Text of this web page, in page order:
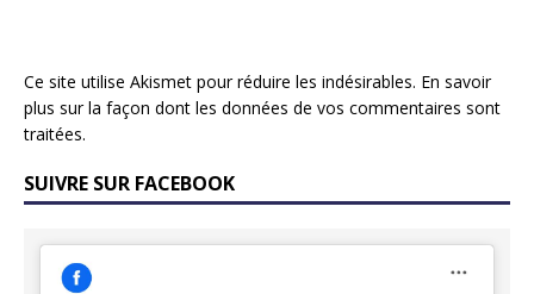
Ce site utilise Akismet pour réduire les indésirables. En savoir
plus sur la façon dont les données de vos commentaires sont
traitées.
SUIVRE SUR FACEBOOK